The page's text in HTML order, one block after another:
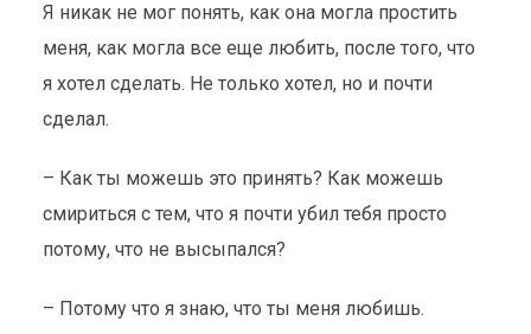
Я никак не мог понять, как она могла простить
меня, как могла все еще любить, после того, что
я хотел сделать. Не только хотел, но и почти
сделал.
– Как ты можешь это принять? Как можешь
смириться с тем, что я почти убил тебя просто
потому, что не высыпался?
– Потому что я знаю, что ты меня любишь.